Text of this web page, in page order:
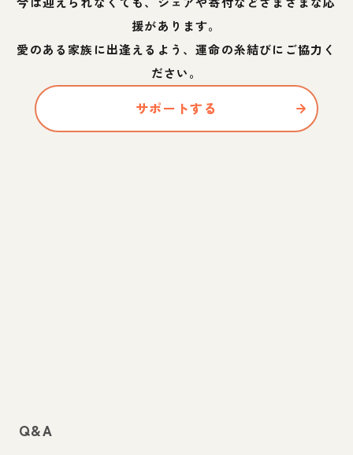
援があります。
愛のある家族に出逢えるよう、運命の糸結びにご協力く
ださい。
サポートする
Q&A